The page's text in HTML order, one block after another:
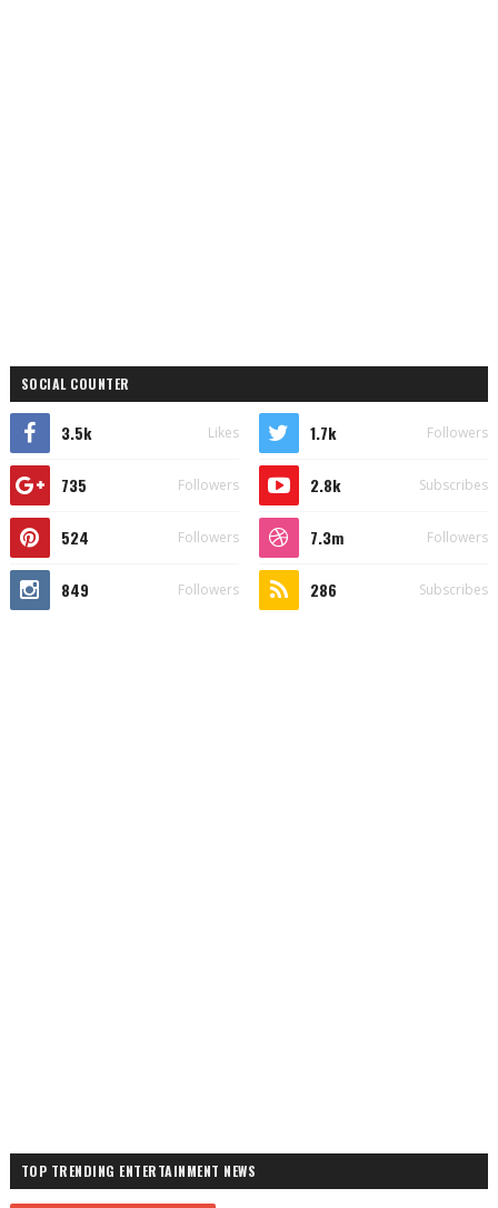
SOCIAL COUNTER
3.5k Likes 1.7k Followers
735 Followers 2.8k Subscribes
524 Followers 7.3m Followers
849 Followers 286 Subscribes
TOP TRENDING ENTERTAINMENT NEWS